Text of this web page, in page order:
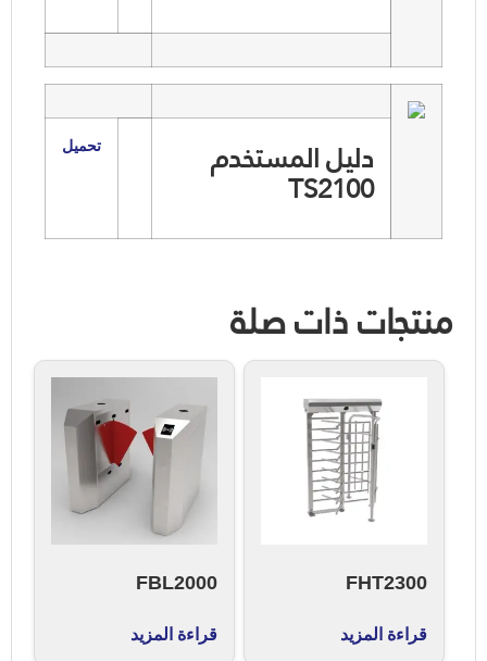
تحميل دليل المستخدم
TS2100
منتجات ذات صلة
FHT2300
قراءة المزيد
FBL2000
قراءة المزيد